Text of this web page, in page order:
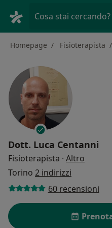
Cosa stai cercando?
Homepage Fisioterapista
Dott. Luca Centanni
Fisioterapista · Altro
Torino 2 indirizzi
60 recensioni